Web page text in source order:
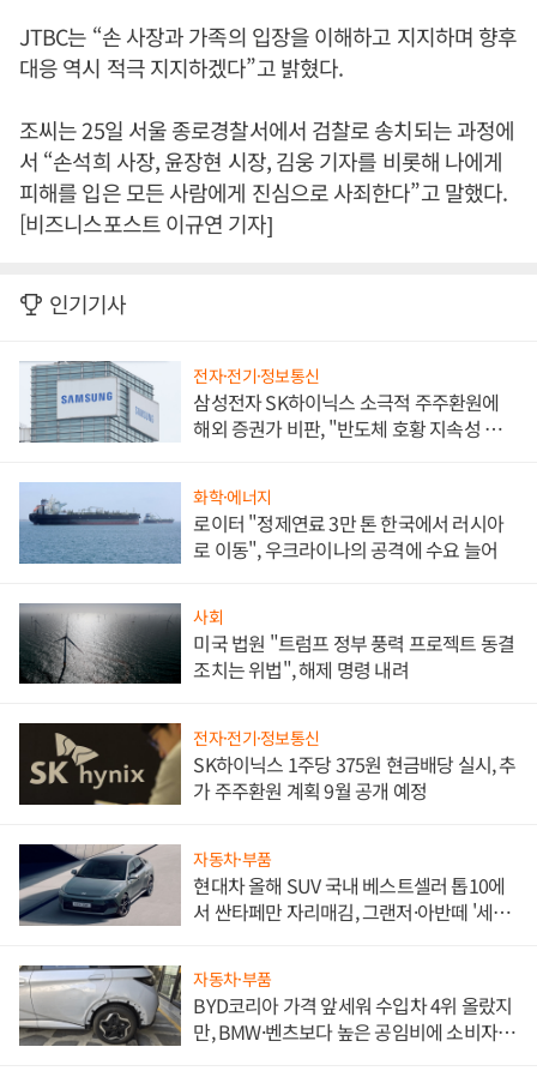
JTBC는 “손 사장과 가족의 입장을 이해하고 지지하며 향후
대응 역시 적극 지지하겠다”고 밝혔다.
조씨는 25일 서울 종로경찰서에서 검찰로 송치되는 과정에
서 “손석희 사장, 윤장현 시장, 김웅 기자를 비롯해 나에게
피해를 입은 모든 사람에게 진심으로 사죄한다”고 말했다.
[비즈니스포스트 이규연 기자]
인기기사
전자·전기·정보통신
삼성전자 SK하이닉스 소극적 주주환원에
해외 증권가 비판, "반도체 호황 지속성 의
화학·에너지
로이터 "정제연료 3만 톤 한국에서 러시아
로 이동", 우크라이나의 공격에 수요 늘어
사회
미국 법원 "트럼프 정부 풍력 프로젝트 동결
조치는 위법", 해제 명령 내려
전자·전기·정보통신
SK하이닉스 1주당 375원 현금배당 실시, 추
가 주주환원 계획 9월 공개 예정
자동차·부품
현대차 올해 SUV 국내 베스트셀러 톱10에
서 싼타페만 자리매김, 그랜저·아반떼 '세단
자동차·부품
BYD코리아 가격 앞세워 수입차 4위 올랐지
만, BMW·벤츠보다 높은 공임비에 소비자